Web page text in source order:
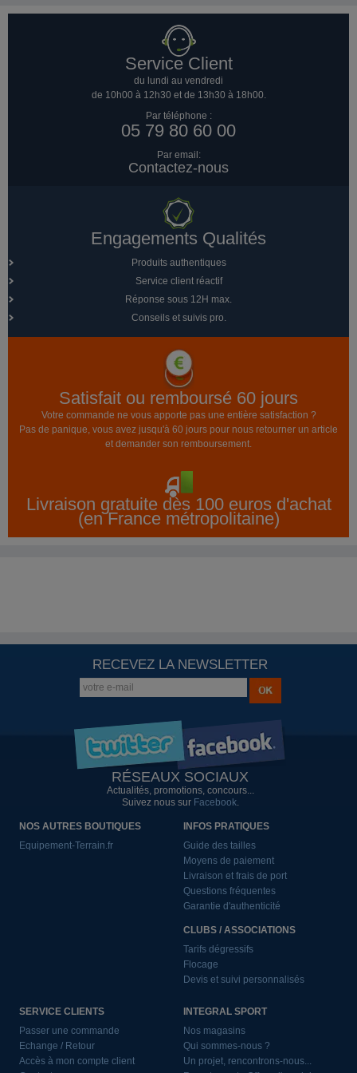
Service Client
du lundi au vendredi
de 10h00 à 12h30 et de 13h30 à 18h00.
Par téléphone :
05 79 80 60 00
Par email:
Contactez-nous
Engagements Qualités
Produits authentiques
Service client réactif
Réponse sous 12H max.
Conseils et suivis pro.
Satisfait ou remboursé 60 jours
Votre commande ne vous apporte pas une entière satisfaction ?
Pas de panique, vous avez jusqu'à 60 jours pour nous retourner un article
et demander son remboursement.
Livraison gratuite dès 100 euros d'achat
(en France métropolitaine)
RECEVEZ LA NEWSLETTER
RÉSEAUX SOCIAUX
Actualités, promotions, concours...
Suivez nous sur Facebook.
NOS AUTRES BOUTIQUES
Equipement-Terrain.fr
INFOS PRATIQUES
Guide des tailles
Moyens de paiement
Livraison et frais de port
Questions fréquentes
Garantie d'authenticité
CLUBS / ASSOCIATIONS
Tarifs dégressifs
Flocage
Devis et suivi personnalisés
SERVICE CLIENTS
Passer une commande
Echange / Retour
Accès à mon compte client
INTEGRAL SPORT
Nos magasins
Qui sommes-nous ?
Un projet, rencontrons-nous...